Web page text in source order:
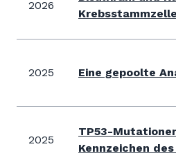
2026
2025 Eine gepoolte
2025
TP53-
Kennzeichen